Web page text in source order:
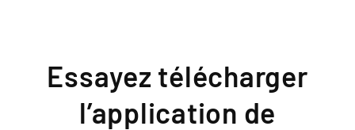
Essayez télécharger
l’application de